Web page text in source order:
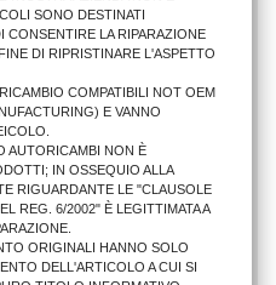
SONO DESTINATI
CONSENTIRE LA RIPARAZIONE
DI RIPRISTINARE L'ASPETTO
COMPATIBILI NOT OEM
E VANNO
AUTORICAMBI NON È
IN OSSEQUIO ALLA
RIGUARDANTE LE "CLAUSOLE
REG. 6/2002" È LEGITTIMATA A
ORIGINALI HANNO SOLO
DELL'ARTICOLO A CUI SI